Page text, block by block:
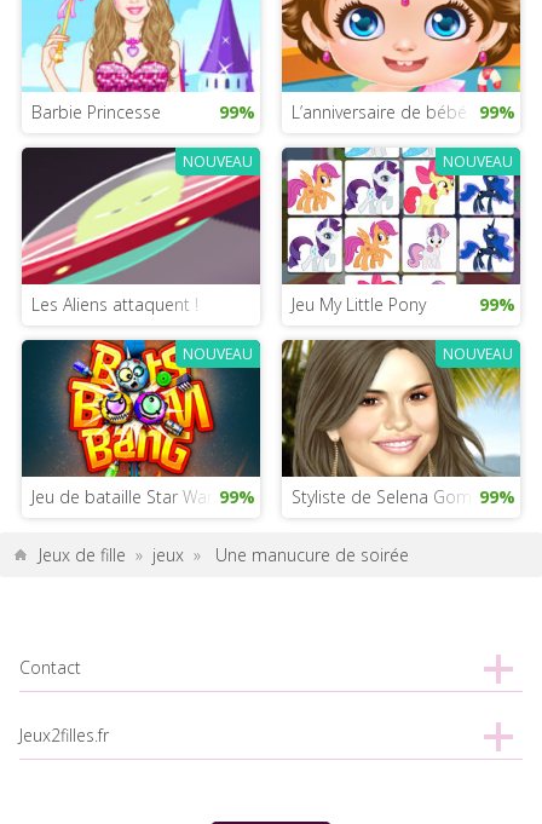
Barbie Princesse 99% L’anniversaire de bébé Lily99%
NOUVEAU
Les Aliens attaquent !
NOUVEAU
Jeu My Little Pony 99%
NOUVEAU
Jeu de bataille Star Wars99%
NOUVEAU
Styliste de Selena Gomez99%
Jeux de fille » jeux » Une manucure de soirée
Contact
Jeux2filles.fr